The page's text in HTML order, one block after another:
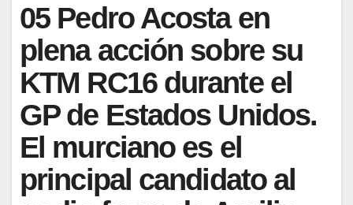
05 Pedro Acosta en
plena acción sobre su
KTM RC16 durante el
GP de Estados Unidos.
El murciano es el
principal candidato al